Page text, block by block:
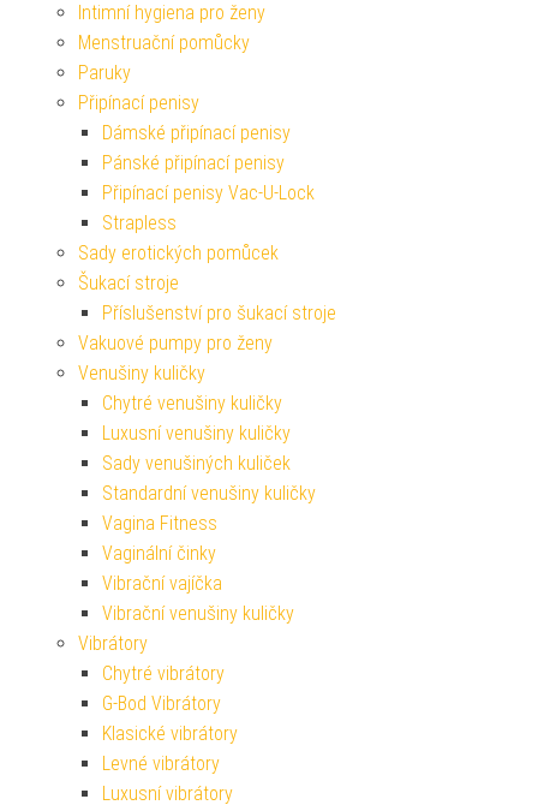
Intimní hygiena pro ženy
Menstruační pomůcky
Paruky
Připínací penisy
Dámské připínací penisy
Pánské připínací penisy
Připínací penisy Vac-U-Lock
Strapless
Sady erotických pomůcek
Šukací stroje
Příslušenství pro šukací stroje
Vakuové pumpy pro ženy
Venušiny kuličky
Chytré venušiny kuličky
Luxusní venušiny kuličky
Sady venušiných kuliček
Standardní venušiny kuličky
Vagina Fitness
Vaginální činky
Vibrační vajíčka
Vibrační venušiny kuličky
Vibrátory
Chytré vibrátory
G-Bod Vibrátory
Klasické vibrátory
Levné vibrátory
Luxusní vibrátory